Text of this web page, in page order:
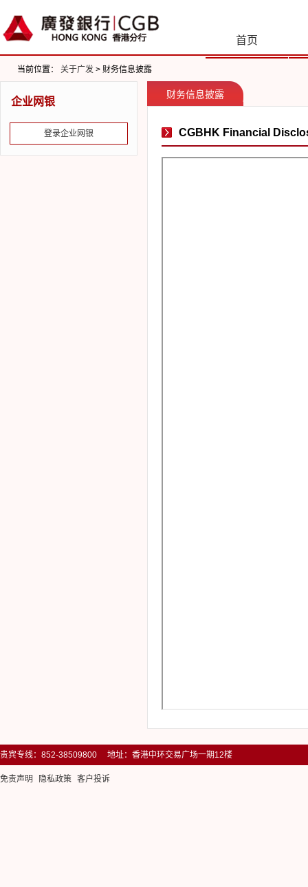
首页
当前位置： 关于广发 > 财务信息披露
企业网银
登录企业网银
财务信息披露
CGBHK Financial
贵宾专线：852-38509800 地址：香港中环交易广场一期12楼
免责声明 隐私政策 客户投诉